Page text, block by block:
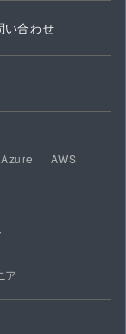
い合わせ
Azure
AWS
ア